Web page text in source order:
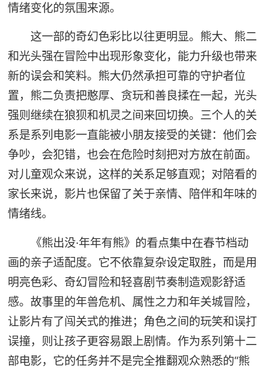
情绪变化的氛围来源。
这一部的奇幻色彩比以往更明显。熊大、熊二
和光头强在冒险中出现形象变化，能力升级也带来
新的误会和笑料。熊大仍然承担可靠的守护者位
置，熊二负责把憨厚、贪玩和善良揉在一起，光头
强则继续在狼狈和机灵之间来回切换。三个人的关
系是系列电影一直能被小朋友接受的关键：他们会
争吵，会犯错，也会在危险时刻把对方放在前面。
对儿童观众来说，这样的关系足够直观；对陪看的
家长来说，影片也保留了关于亲情、陪伴和年味的
情绪线。
《熊出没·年年有熊》的看点集中在春节档动
画的亲子适配度。它不依靠复杂设定取胜，而是用
明亮色彩、奇幻冒险和轻喜剧节奏制造观影舒适
感。故事里的年兽危机、属性之力和年关城冒险，
让影片有了闯关式的推进；角色之间的玩笑和误打
误撞，则让孩子更容易跟上剧情。作为系列第十二
部电影，它的任务并不是完全推翻观众熟悉的“熊